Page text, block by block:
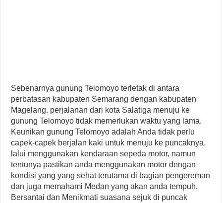
Sebenarnya gunung Telomoyo terletak di antara
perbatasan kabupaten Semarang dengan kabupaten
Magelang. perjalanan dari kota Salatiga menuju ke
gunung Telomoyo tidak memerlukan waktu yang lama.
Keunikan gunung Telomoyo adalah Anda tidak perlu
capek-capek berjalan kaki untuk menuju ke puncaknya.
lalui menggunakan kendaraan sepeda motor, namun
tentunya pastikan anda menggunakan motor dengan
kondisi yang yang sehat terutama di bagian pengereman
dan juga memahami Medan yang akan anda tempuh.
Bersantai dan Menikmati suasana sejuk di puncak